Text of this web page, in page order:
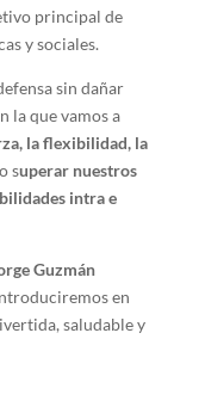
principal de
y sociales.
sin dañar
la que vamos a
la flexibilidad, la
superar nuestros
intra e
Guzmán
en
saludable y